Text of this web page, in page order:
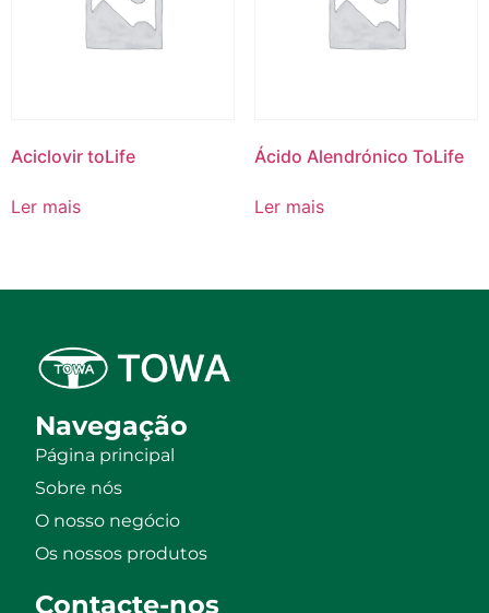
Aciclovir toLife
Ler mais
Ácido Alendrónico ToLife
Ler mais
Navegação
Página principal
Sobre nós
O nosso negócio
Os nossos produtos
Contacte-nos